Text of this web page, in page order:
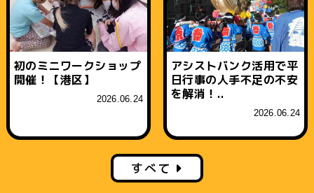
初のミニワークショップ
開催！【港区】
2026.06.24
アシストバンク活用で平
日行事の人手不足の不安
を解消！..
2026.06.24
すべて